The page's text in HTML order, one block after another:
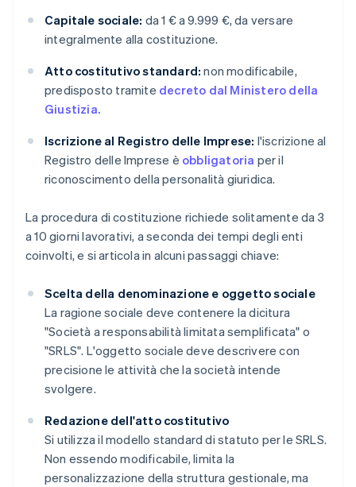
Capitale sociale: da 1 € a 9.999 €, da versare
integralmente alla costituzione.
Atto costitutivo standard: non modificabile,
predisposto tramite decreto dal Ministero della
Giustizia.
Iscrizione al Registro delle Imprese: l'iscrizione al
Registro delle Imprese è obbligatoria per il
riconoscimento della personalità giuridica.
La procedura di costituzione richiede solitamente da 3
a 10 giorni lavorativi, a seconda dei tempi degli enti
coinvolti, e si articola in alcuni passaggi chiave:
Scelta della denominazione e oggetto sociale
La ragione sociale deve contenere la dicitura
"Società a responsabilità limitata semplificata" o
"SRLS". L'oggetto sociale deve descrivere con
precisione le attività che la società intende
svolgere.
Redazione dell'atto costitutivo
Si utilizza il modello standard di statuto per le SRLS.
Non essendo modificabile, limita la
personalizzazione della struttura gestionale, ma